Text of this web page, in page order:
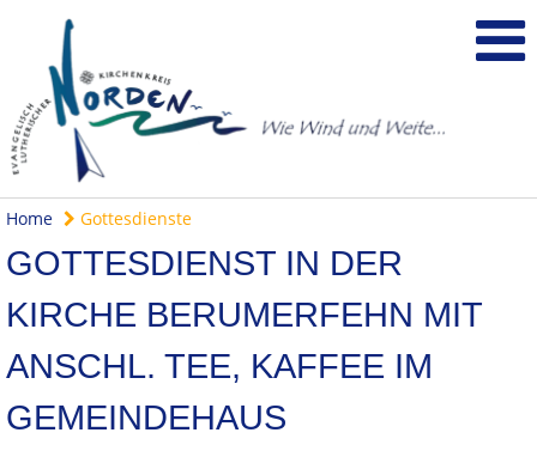
Home Gottesdienste
GOTTESDIENST IN DER
KIRCHE BERUMERFEHN MIT
ANSCHL. TEE, KAFFEE IM
GEMEINDEHAUS